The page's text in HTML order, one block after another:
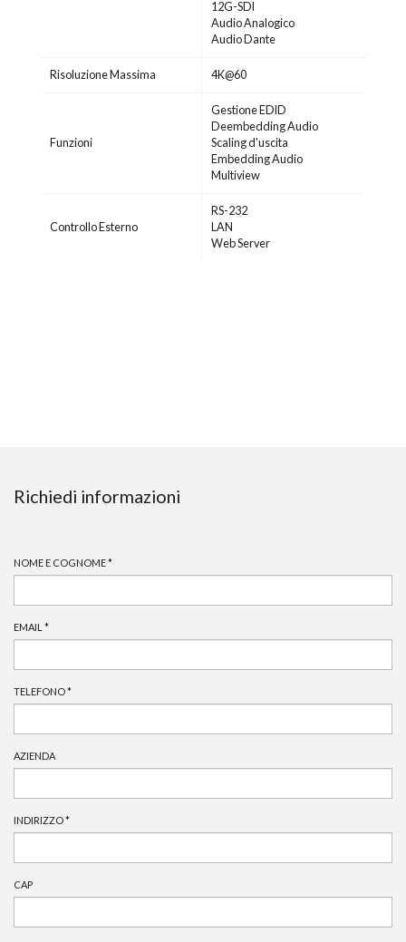
12G-SDI
Audio Analogico
Audio Dante
Risoluzione Massima 4K@60
Funzioni
Gestione EDID
Deembedding Audio
Scaling d'uscita
Embedding Audio
Multiview
Controllo Esterno
RS-232
LAN
Web Server
Richiedi informazioni
NOME E COGNOME*
EMAIL *
TELEFONO*
AZIENDA
INDIRIZZO*
CAP